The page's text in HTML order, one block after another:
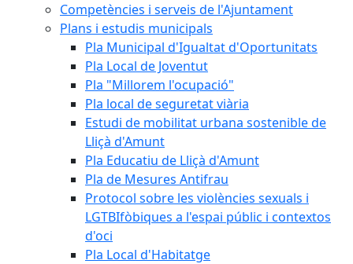
Competències i serveis de l'Ajuntament
Plans i estudis municipals
Pla Municipal d'Igualtat d'Oportunitats
Pla Local de Joventut
Pla "Millorem l'ocupació"
Pla local de seguretat viària
Estudi de mobilitat urbana sostenible de
Lliçà d'Amunt
Pla Educatiu de Lliçà d'Amunt
Pla de Mesures Antifrau
Protocol sobre les violències sexuals i
LGTBIfòbiques a l'espai públic i contextos
d'oci
Pla Local d'Habitatge